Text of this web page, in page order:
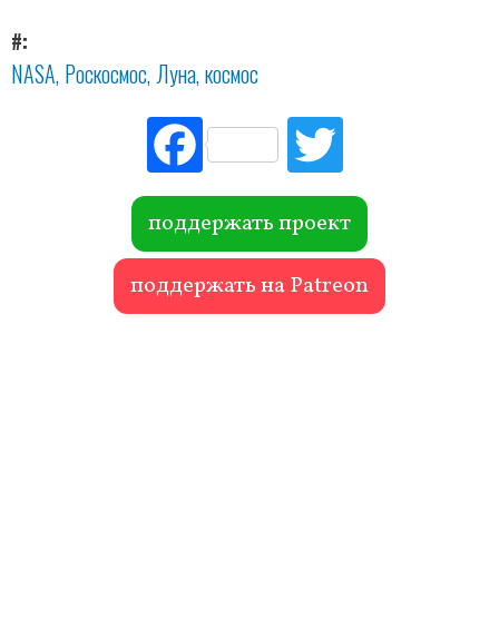
#
NASA Роскосмос Луна космос
Fac
ebo
ok r
поддержать проект
поддержать на Patreon